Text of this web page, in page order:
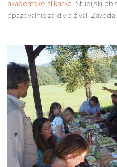
akademske slikarke. Študijski
opazovalnic za divje živali